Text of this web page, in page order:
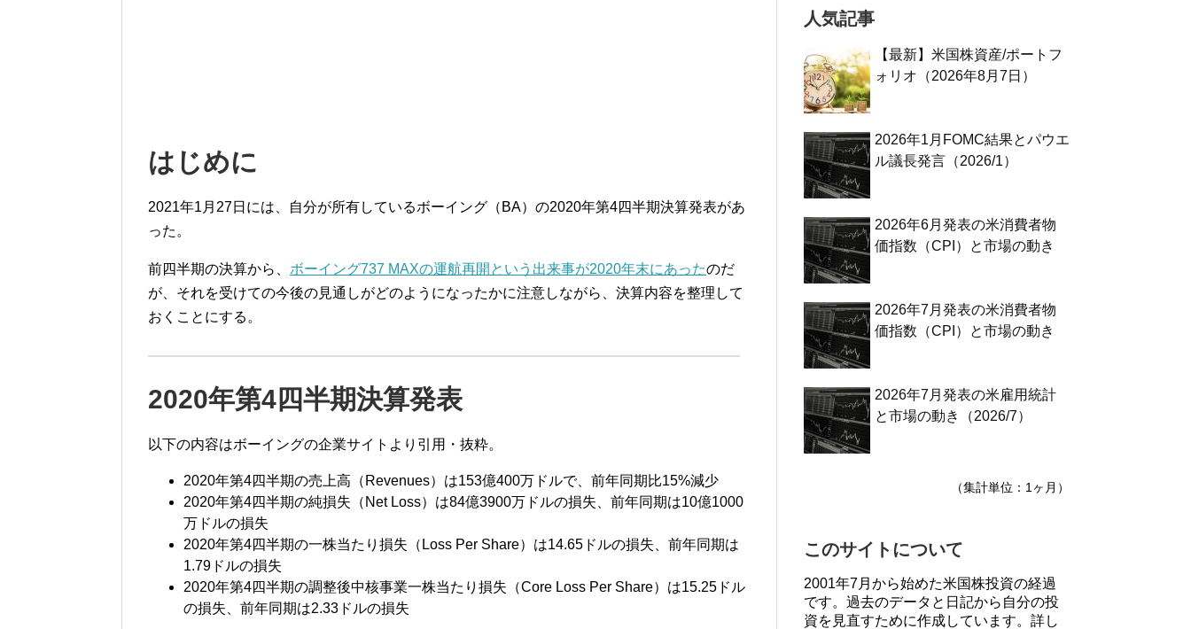
はじめに
2021年1月27日には、自分が所有しているボーイング（BA）の2020年第4四半期決算発表があ
った。
前四半期の決算から、 ボーイング737 MAXの運航再開という出来事が2020年末にあったのだ
が、それを受けての今後の見通しがどのようになったかに注意しながら、決算内容を整理して
おくことにする。
2020年第4四半期決算発表
以下の内容はボーイングの企業サイトより引用・抜粋。
2020年第4四半期の売上高（Revenues）は153億400万ドルで、前年同期比15%減少
2020年第4四半期の純損失（Net Loss）は84億3900万ドルの損失、前年同期は10億1000
万ドルの損失
2020年第4四半期の一株当たり損失（Loss Per Share）は14.65ドルの損失、前年同期は
1.79ドルの損失
2020年第4四半期の調整後中核事業一株当たり損失（Core Loss Per Share）は15.25ドル
の損失、前年同期は2.33ドルの損失
人気記事
【最新】米国株資産/ポートフ
ォリオ（2026年8月7日）
2026年1月FOMC結果とパウエ
ル議長発言（2026/1）
2026年6月発表の米消費者物
価指数（CPI）と市場の動き
2026年7月発表の米消費者物
価指数（CPI）と市場の動き
2026年7月発表の米雇用統計
と市場の動き（2026/7）
（集計単位：1ヶ月）
このサイトについて
2001年7月から始めた米国株投資の経過
です。過去のデータと日記から自分の投
資を見直すために作成しています。詳し